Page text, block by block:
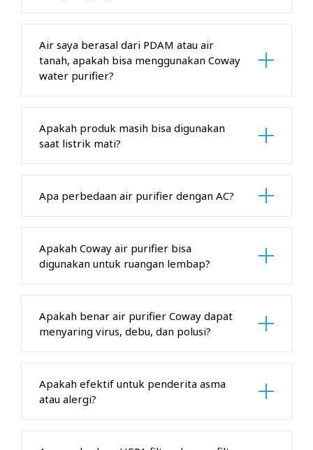
Air saya berasal dari PDAM atau air
tanah, apakah bisa menggunakan Coway
water purifier?
Apakah produk masih bisa digunakan
saat listrik mati?
Apa perbedaan air purifier dengan AC?
Apakah Coway air purifier bisa
digunakan untuk ruangan lembap?
Apakah benar air purifier Coway dapat
menyaring virus, debu, dan polusi?
Apakah efektif untuk penderita asma
atau alergi?